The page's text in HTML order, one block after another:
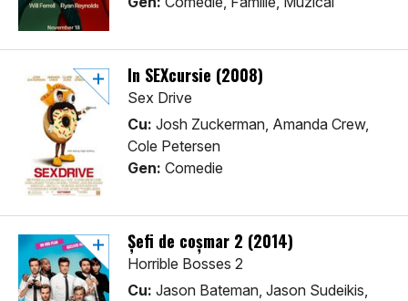
În SEXcursie (2008)
Sex Drive
Cu: Josh Zuckerman, Amanda Crew,
Cole Petersen
Gen: Comedie
Șefi de coșmar 2 (2014)
Horrible Bosses 2
Cu: Jason Bateman, Jason Sudeikis,